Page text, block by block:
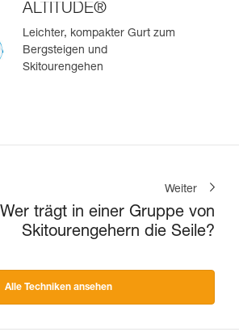
ALTITUDE®
Leichter, kompakter Gurt zum
Bergsteigen und
Skitourengehen
Weiter
Wer trägt in einer Gruppe von
Skitourengehern die Seile?
Alle Techniken ansehen